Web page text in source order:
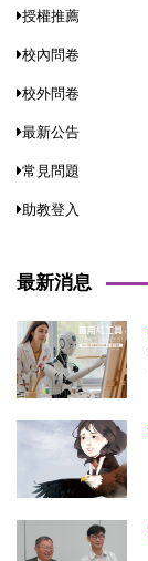
授權推薦
校內問卷
校外問卷
最新公告
常見問題
助教登入
最新消息